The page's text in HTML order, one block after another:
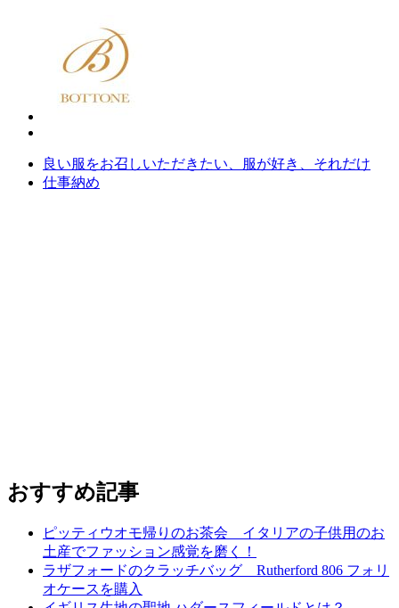
良い服をお召しいただきたい、服が好き、それだけ
仕事納め
おすすめ記事
ピッティウオモ帰りのお茶会 イタリアの子供用のお
土産でファッション感覚を磨く！
ラザフォードのクラッチバッグ Rutherford 806 フォリ
オケースを購入